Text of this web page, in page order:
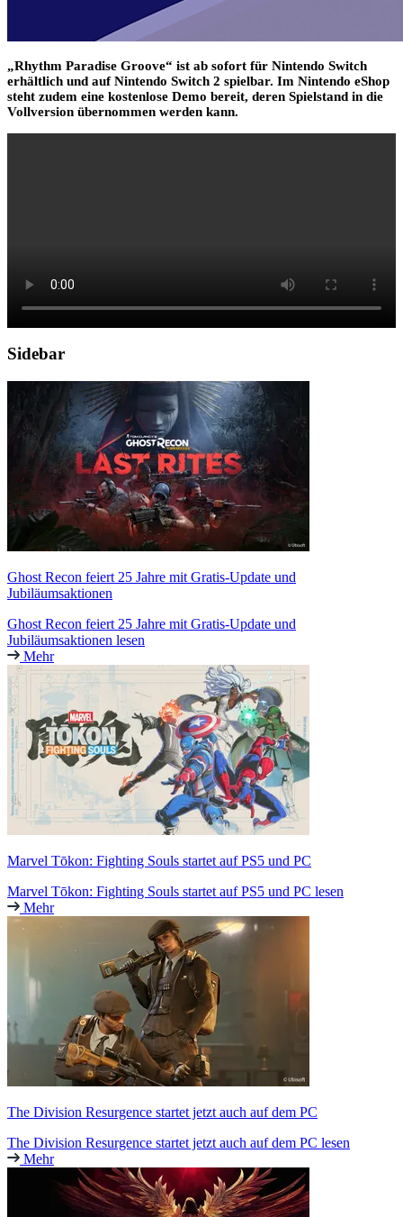
„Rhythm Paradise Groove“ ist ab sofort für Nintendo Switch
erhältlich und auf Nintendo Switch 2 spielbar. Im Nintendo eShop
steht zudem eine kostenlose Demo bereit, deren Spielstand in die
Vollversion übernommen werden kann.
Sidebar
Ghost Recon feiert 25 Jahre mit Gratis-Update und
Jubiläumsaktionen
Ghost Recon feiert 25 Jahre mit Gratis-Update und
Jubiläumsaktionen lesen
Mehr
Marvel Tōkon: Fighting Souls startet auf PS5 und PC
Marvel Tōkon: Fighting Souls startet auf PS5 und PC lesen
Mehr
The Division Resurgence startet jetzt auch auf dem PC
The Division Resurgence startet jetzt auch auf dem PC lesen
Mehr